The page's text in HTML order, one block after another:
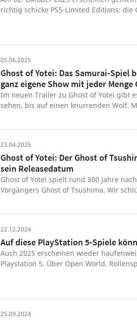
richtig schicke PS5-Limited Editions: die
05.06.2025
Ghost of Yotei: Das Samurai-Spiel
ganz eigene Show mit jeder Menge
Im neuen Trailer zu Ghost of Yotei gibt
sehen, bis auf einen knurrenden Wolf.
Tsushima seine eigene Show spendiert.
verspricht dafür jede Menge Gameplay
Erkundung, Kampf und neue
am 2. Oktober 2025 exklusiv für
Portierung ist bisher nicht bestätigt, gilt
23.04.2025
Ghost of Yotei: Der Ghost of
sein Releasedatum
Ghost of Yotei spielt rund 300 Jahre
Vorgängers Ghost of Tsushima. Wir
22.12.2024
Auf diese PlayStation 5-Spiele
Auch 2025 erscheinen wieder
Playstation 5. Über Open World,
25.09.2024